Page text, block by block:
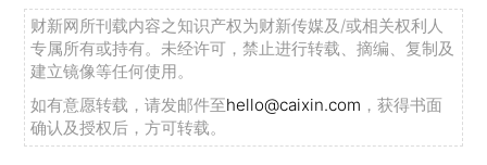
财新网所刊载内容之知识产权为财新传媒及/或相关权利人
专属所有或持有。未经许可，禁止进行转载、摘编、复制及
建立镜像等任何使用。
如有意愿转载，请发邮件至hello@caixin.com ，获得书面
确认及授权后，方可转载。